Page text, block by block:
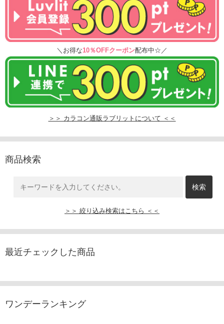
＼お得な10％OFFクーポン配布中☆／
＞＞ カラコン通販ラブリットについて ＜＜
商品検索
＞＞ 絞り込み検索はこちら ＜＜
最近チェックした商品
ワンデーランキング